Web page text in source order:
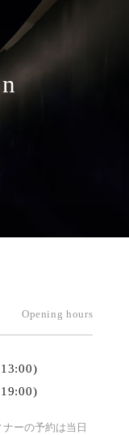
Opening hours
ーの予約は当日